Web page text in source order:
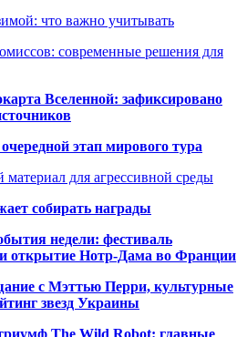
что важно учитывать
современные решения для
Вселенной: зафиксировано
этап мирового тура
для агрессивной среды
собирать награды
недели: фестиваль
открытие Нотр-Дама во Франции
с Мэттью Перри, культурные
звезд Украины
The Wild Robot: главные